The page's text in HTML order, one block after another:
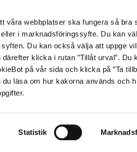
våra webbplatser ska fungera så bra
i marknadsföringssyfte. Du kan
Du kan också välja att uppge
klicka i rutan ”Tillåt urval”. Du
på vår sida och klicka på ”Ta
läsa om hur kakorna används och
Statistik